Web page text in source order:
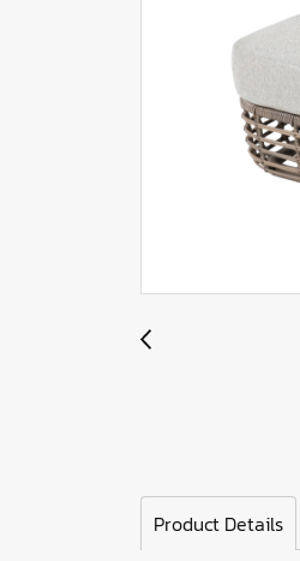
Product Details